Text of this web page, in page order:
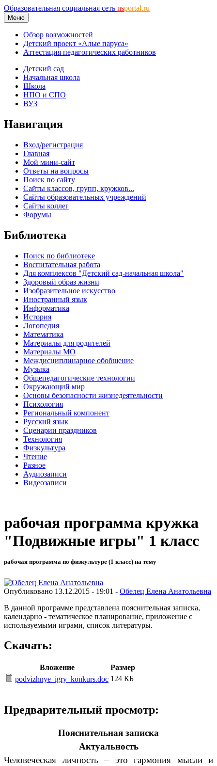
Образовательная социальная сеть nsportal.ru
Меню
Обзор возможностей
Детский проект «Алые паруса»
Аттестация педагогических работников
Детский сад
Начальная школа
Школа
НПО и СПО
ВУЗ
Навигация
Вход/регистрация
Главная
Мой мини-сайт
Ответы на вопросы
Поиск по сайту
Сайты классов, групп, кружков...
Сайты образовательных учреждений
Сайты коллег
Форумы
Библиотека
Поиск по библиотеке
Воспитательная работа
Для комплексов "Детский сад-начальная школа"
Здоровый образ жизни
Изобразительное искусство
Иностранный язык
Информатика
История
Логопедия
Математика
Материалы для родителей
Материалы МО
Междисциплинарное обобщение
Музыка
Общепедагогические технологии
Окружающий мир
Основы безопасности жизнедеятельности
Психология
Региональный компонент
Русский язык
Сценарии праздников
Технология
Физкультура
Чтение
Разное
Аудиозаписи
Видеозаписи
рабочая программа кружка
"Подвижные игры" 1 класс
рабочая программа по физкультуре (1 класс) на тему
Опубликовано 13.12.2015 - 19:01 - Обелец Елена Анатольевна
В данной программе представлена пояснительная записка,
календарно - тематическое планирование, приложение с
используемыми играми, список литературы.
Скачать:
Вложение
Размер
podvizhnye_igry_konkurs.doc 124 КБ
Предварительный просмотр:
Пояснительная записка
Актуальность
Человеческая личность – это гармония мысли и